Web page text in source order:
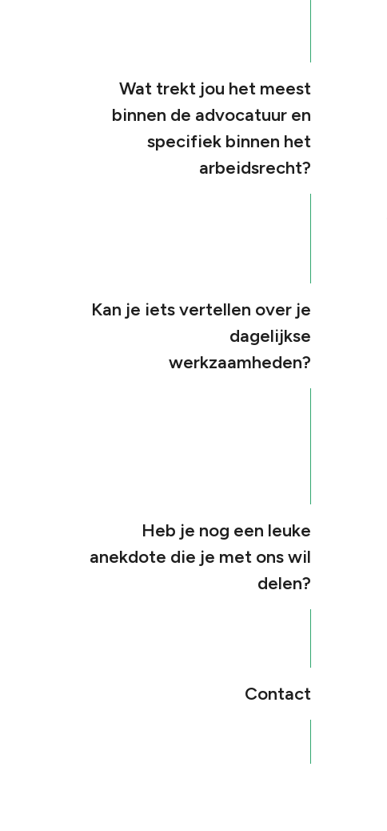
Wat trekt jou het meest
binnen de advocatuur en
specifiek binnen het
arbeidsrecht?
Kan je iets vertellen over je
dagelijkse
werkzaamheden?
Heb je nog een leuke
anekdote die je met ons wil
delen?
Contact